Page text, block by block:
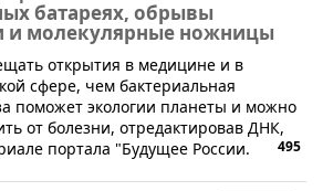
батареях, обрывы
и молекулярные ножницы
открытия в медицине и в
сфере, чем бактериальная
поможет экологии планеты и можно
от болезни, отредактировав ДНК,
портала "Будущее России.
495